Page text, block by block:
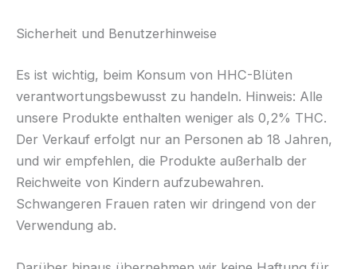
Sicherheit und Benutzerhinweise
Es ist wichtig, beim Konsum von HHC-Blüten
verantwortungsbewusst zu handeln. Hinweis: Alle
unsere Produkte enthalten weniger als 0,2% THC.
Der Verkauf erfolgt nur an Personen ab 18 Jahren,
und wir empfehlen, die Produkte außerhalb der
Reichweite von Kindern aufzubewahren.
Schwangeren Frauen raten wir dringend von der
Verwendung ab.